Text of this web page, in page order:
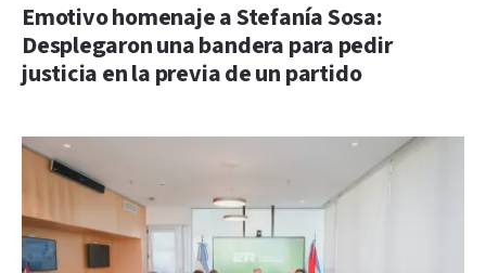
Emotivo homenaje a Stefanía Sosa:
Desplegaron una bandera para pedir
justicia en la previa de un partido